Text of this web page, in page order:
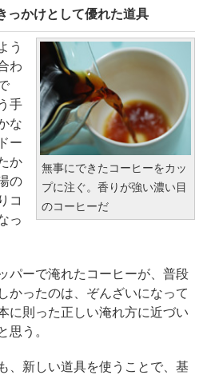
っかけとして優れた道具
無事にできたコーヒーをカッ
プに注ぐ。香りが強い濃い目
のコーヒーだ
う
わ
手
な
ー
か
の
コ
っ
パーで淹れたコーヒーが、普段
かったのは、ぞんざいになって
に則った正しい淹れ方に近づい
思う。
、新しい道具を使うことで、基